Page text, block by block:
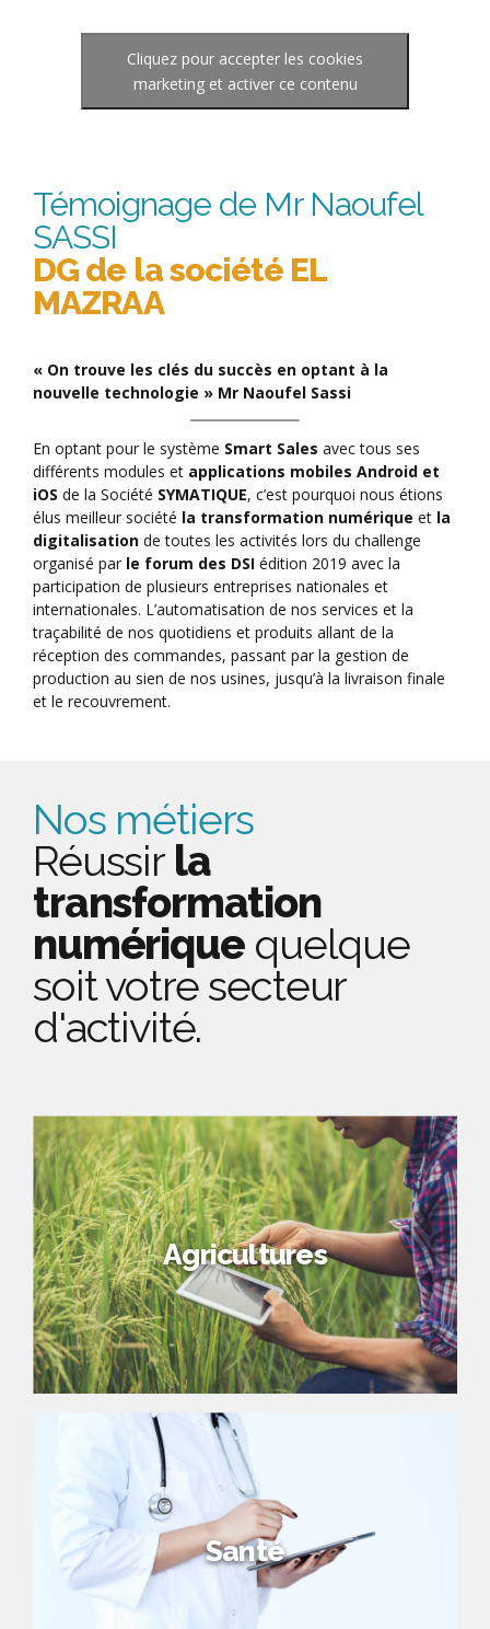
Cliquez pour accepter les cookies
marketing et activer ce contenu
Témoignage de Mr Naoufel
SASSI
DG de la société EL
MAZRAA
« On trouve les clés du succès en optant à la
nouvelle technologie » Mr Naoufel Sassi
En optant pour le système Smart Sales avec tous ses
différents modules et applications mobiles Android et
iOS de la Société SYMATIQUE, c’est pourquoi nous étions
élus meilleur société la transformation numérique et la
digitalisation de toutes les activités lors du challenge
organisé par le forum des DSI édition 2019 avec la
participation de plusieurs entreprises nationales et
internationales. L’automatisation de nos services et la
traçabilité de nos quotidiens et produits allant de la
réception des commandes, passant par la gestion de
production au sien de nos usines, jusqu’à la livraison finale
et le recouvrement.
Nos métiers
Réussir la
transformation
numériquequelque
soit votre secteur
d'activité.
Agricultures
Santé